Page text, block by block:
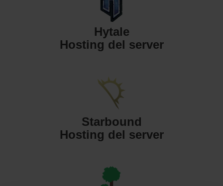
Hytale
Hosting del server
Starbound
Hosting del server